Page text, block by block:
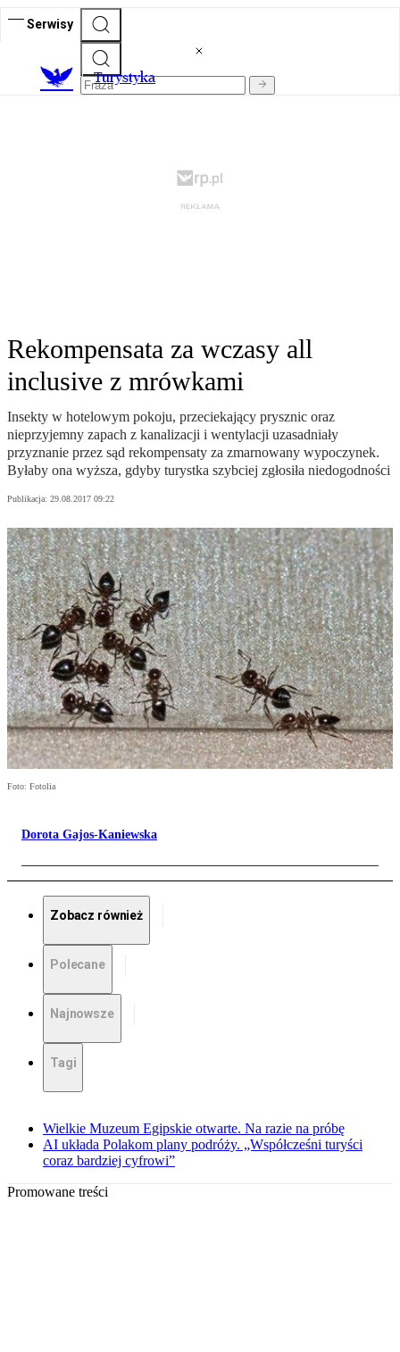
Serwisy
Turystyka
Rekompensata za wczasy all
inclusive z mrówkami
Insekty w hotelowym pokoju, przeciekający prysznic oraz
nieprzyjemny zapach z kanalizacji i wentylacji uzasadniały
przyznanie przez sąd rekompensaty za zmarnowany wypoczynek.
Byłaby ona wyższa, gdyby turystka szybciej zgłosiła niedogodności
Publikacja: 29.08.2017 09:22
Foto: Fotolia
Dorota Gajos-Kaniewska
Zobacz również
Polecane
Najnowsze
Tagi
Wielkie Muzeum Egipskie otwarte. Na razie na próbę
AI układa Polakom plany podróży. „Współcześni turyści
coraz bardziej cyfrowi”
Promowane treści